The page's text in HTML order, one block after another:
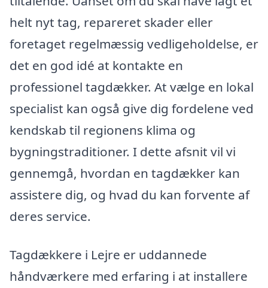
helt nyt tag, repareret skader eller
foretaget regelmæssig vedligeholdelse, er
det en god idé at kontakte en
professionel tagdækker. At vælge en lokal
specialist kan også give dig fordelene ved
kendskab til regionens klima og
bygningstraditioner. I dette afsnit vil vi
gennemgå, hvordan en tagdækker kan
assistere dig, og hvad du kan forvente af
deres service.
Tagdækkere i Lejre er uddannede
håndværkere med erfaring i at installere